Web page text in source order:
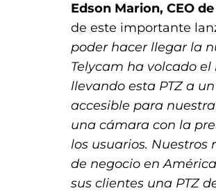
Edson Marion, CEO
de este importante
poder hacer llegar la
Telycam ha volcado
llevando esta PTZ a
accesible para
una cámara con la
los usuarios. Nuestros
de negocio en
sus clientes una PTZ